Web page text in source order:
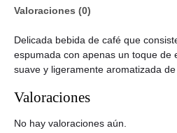
Valoraciones (0)
Delicada bebida de café que
espumada con apenas un toque de
suave y ligeramente aromatizada de
Valoraciones
No hay valoraciones aún.